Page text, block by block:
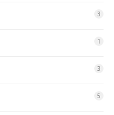
3
1
3
5